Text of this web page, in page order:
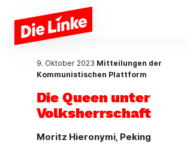
Zum Hauptinhalt springen
9. Oktober 2023 Mitteilungen der
Kommunistischen Plattform
Die Queen unter
Volksherrschaft
Moritz Hieronymi, Peking